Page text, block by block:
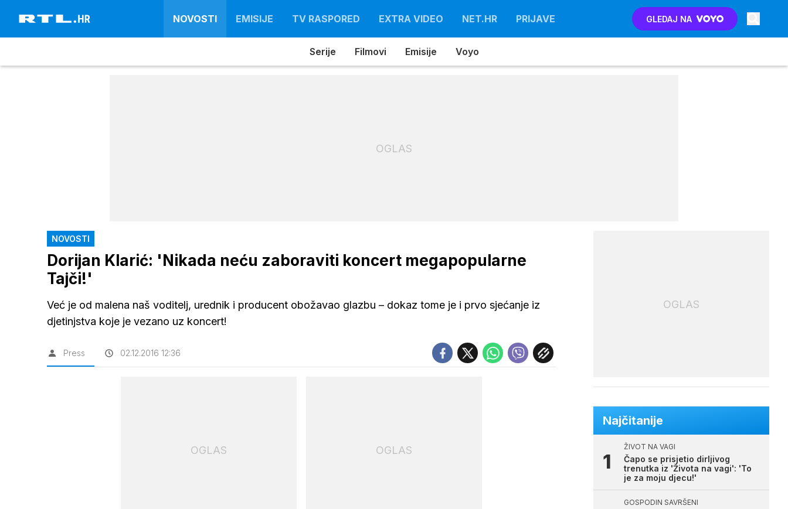
NOVOSTI EMISIJE TV RASPORED EXTRA VIDEO NET.HR PRIJAVE GLEDAJ NA
Serije Filmovi Emisije Voyo
OGLAS
NOVOSTI
Dorijan Klarić: 'Nikada neću zaboraviti koncert megapopularne
Tajči!'
Već je od malena naš voditelj, urednik i producent obožavao glazbu – dokaz tome je i prvo sjećanje iz
djetinjstva koje je vezano uz koncert!
Press 02.12.2016 12:36
OGLAS OGLAS
OGLAS
Najčitanije
ŽIVOT NA VAGI
Čapo se prisjetio dirljivog
trenutka iz 'Života na vagi': 'To
je za moju djecu!'
GOSPODIN SAVRŠENI